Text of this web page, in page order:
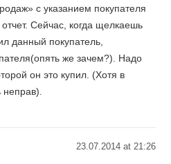
с указанием покупателя
Сейчас, когда щелкаешь
данный покупатель,
же зачем?). Надо
он это купил. (Хотя в
неправ).
23.07.2014 at 21:26